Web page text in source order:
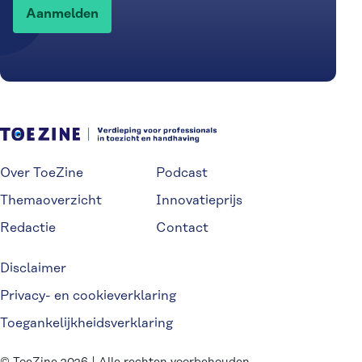
Over ToeZine
Themaoverzicht
Redactie
Podcast
Innovatieprijs
Contact
Disclaimer
Privacy- en cookieverklaring
Toegankelijkheidsverklaring